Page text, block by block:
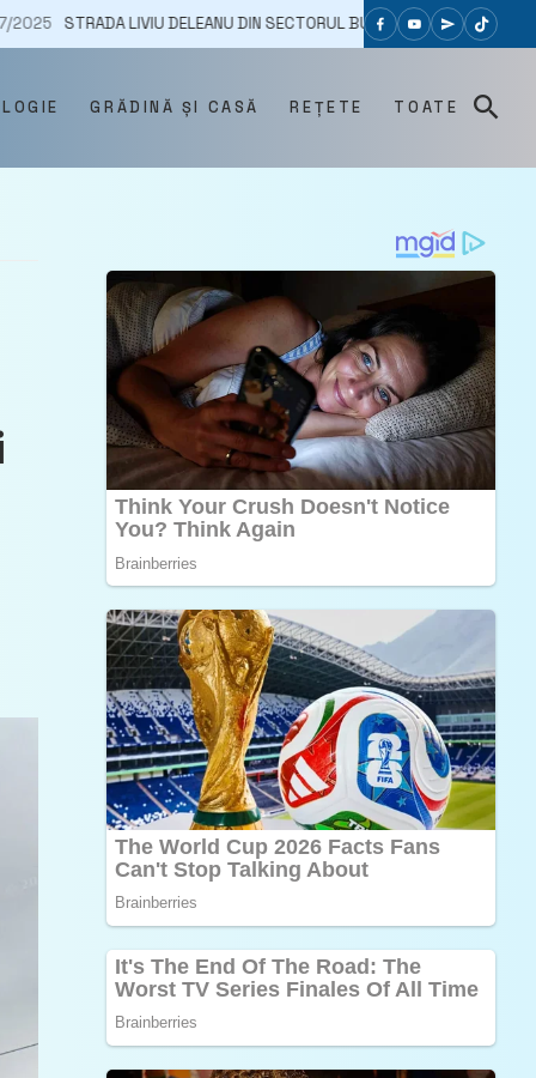
LIVIU DELEANU DIN SECTORUL BUIUCANI, REABILITATĂ PENTRU PRIMA
GRĂDINĂ ȘI CASĂ REȚETE TOATE